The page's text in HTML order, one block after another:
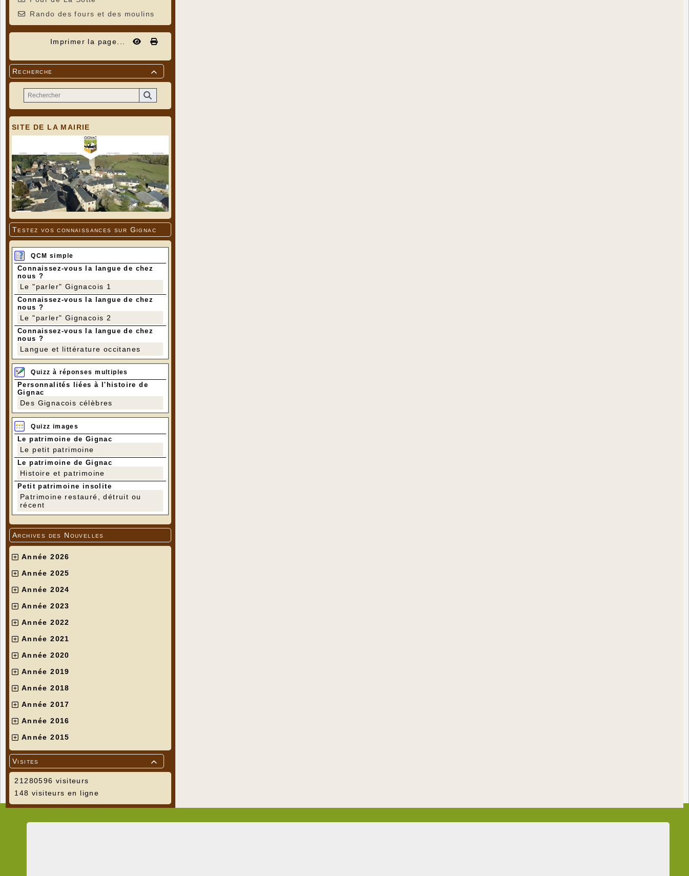
Rando des fours et des moulins
Imprimer la page...

Recherche
SITE DE LA MAIRIE
Testez vos connaissances sur Gignac
QCM simple
Connaissez-vous la langue de chez
nous ?
Le "parler" Gignacois 1
Connaissez-vous la langue de chez
nous ?
Le "parler" Gignacois 2
Connaissez-vous la langue de chez
nous ?
Langue et littérature occitanes
Quizz à réponses multiples
Personnalités liées à l'histoire de
Gignac
Des Gignacois célèbres
Quizz images
Le patrimoine de Gignac
Le petit patrimoine
Le patrimoine de Gignac
Histoire et patrimoine
Petit patrimoine insolite
Patrimoine restauré, détruit ou
récent
Archives des Nouvelles
Année 2026
Année 2025
Année 2024
Année 2023
Année 2022
Année 2021
Année 2020
Année 2019
Année 2018
Année 2017
Année 2016
Année 2015

Visites
21280596 visiteurs
148 visiteurs en ligne